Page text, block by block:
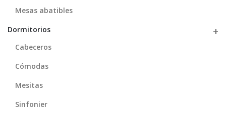
Mesas abatibles
Dormitorios
Cabeceros
Cómodas
Mesitas
Sinfonier